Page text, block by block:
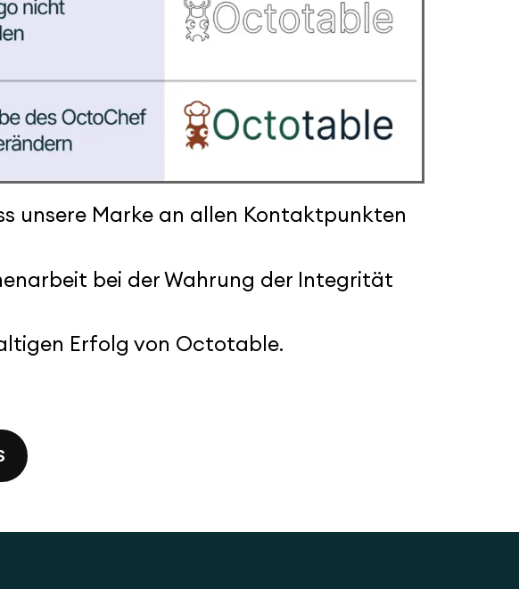
unsere Marke an allen Kontaktpunkten
bei der Wahrung der Integrität
Erfolg von Octotable.